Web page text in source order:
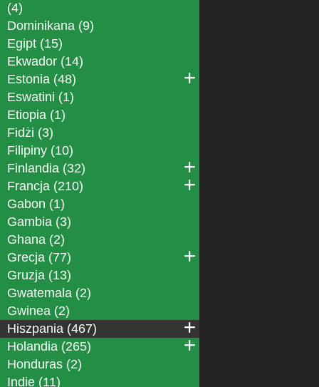
(4)
Dominikana (9)
Egipt (15)
Ekwador (14)
Estonia (48)
Eswatini (1)
Etiopia (1)
Fidżi (3)
Filipiny (10)
Finlandia (32)
Francja (210)
Gabon (1)
Gambia (3)
Ghana (2)
Grecja (77)
Gruzja (13)
Gwatemala (2)
Gwinea (2)
Hiszpania (467)
Holandia (265)
Honduras (2)
Indie (11)